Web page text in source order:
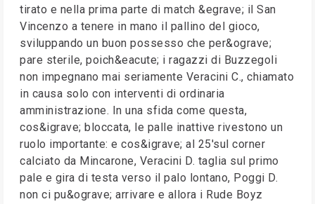
tirato e nella prima parte di match &egrave; il San
Vincenzo a tenere in mano il pallino del gioco,
sviluppando un buon possesso che per&ograve;
pare sterile, poich&eacute; i ragazzi di Buzzegoli
non impegnano mai seriamente Veracini C., chiamato
in causa solo con interventi di ordinaria
amministrazione. In una sfida come questa,
cos&igrave; bloccata, le palle inattive rivestono un
ruolo importante: e cos&igrave; al 25'sul corner
calciato da Mincarone, Veracini D. taglia sul primo
pale e gira di testa verso il palo lontano, Poggi D.
non ci pu&ograve; arrivare e allora i Rude Boyz